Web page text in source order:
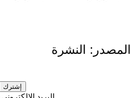
المصدر: النشرة